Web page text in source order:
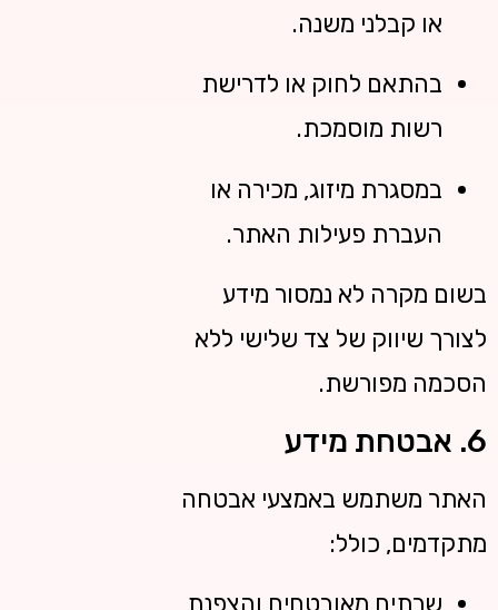
או קבלני משנה.
בהתאם לחוק או לדרישת
רשות מוסמכת.
במסגרת מיזוג, מכירה או
העברת פעילות האתר.
בשום מקרה לא נמסור מידע
לצורך שיווק של צד שלישי ללא
הסכמה מפורשת.
6. אבטחת מידע
האתר משתמש באמצעי אבטחה
מתקדמים, כולל:
שרתים מאובטחים והצפנת